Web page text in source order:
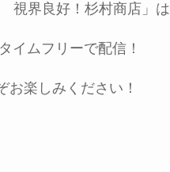
視界良好！杉村商店」は
イムフリーで配信！
楽しみください！